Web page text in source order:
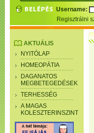
Username:
Regisztrálni
AKTUÁLIS
NYITÓLAP
HOMEOPÁTIA
DAGANATOS
MEGBETEGEDÉSEK
TERHESSÉG
A MAGAS
KOLESZTERINSZINT